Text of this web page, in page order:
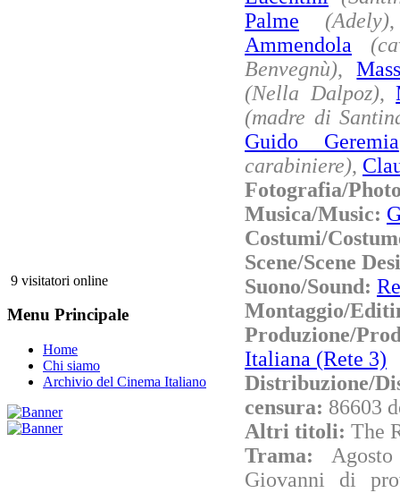
9 visitatori online
Menu Principale
Home
Chi siamo
Archivio del Cinema Italiano
Palme
(Adely)
Ammendola
Benvegnù),
(Nella Dalpoz),
(madre di
Guido Geremia
carabiniere),
Fotografia/
Musica/Music:
Costumi/
Scene/Scene
Suono/Sound:
Montaggio/
Produzione/
Italiana (Rete 3)
Distribuzione/
censura: 86603
Altri titoli: The
Trama:
Giovanni di